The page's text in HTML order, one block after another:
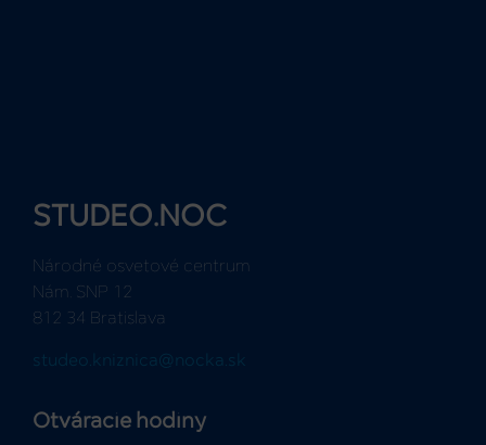
STUDEO.NOC
Národné osvetové centrum
Nám. SNP 12
812 34 Bratislava
studeo.kniznica@nocka.sk
Otváracie hodiny